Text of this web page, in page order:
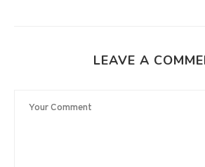
LEAVE A